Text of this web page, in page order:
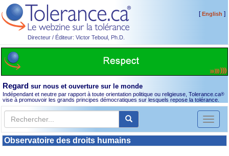
Directeur / Éditeur: Victor Teboul, Ph.D.
[English ]
Regard sur nous et ouverture sur le monde
Indépendant et neutre par rapport à toute orientation politique ou religieuse, Tolerance.ca®
vise à promouvoir les grands principes démocratiques sur lesquels repose la tolérance.
Toggle
Observatoire des droits humains